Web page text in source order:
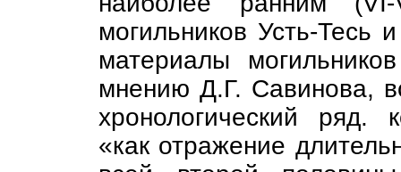
могильников Усть-Тесь
материалы
мнению Д.Г. Савинова,
хронологический ряд.
«как отражение